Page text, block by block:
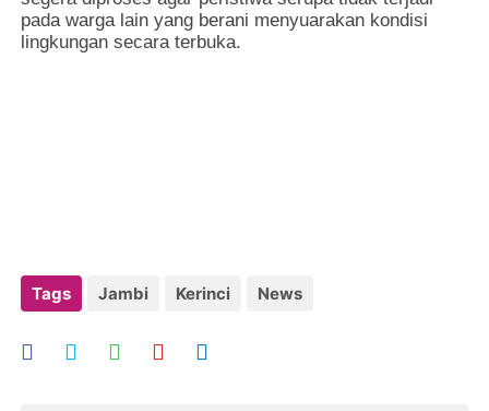
pada warga lain yang berani menyuarakan kondisi
lingkungan secara terbuka.
Tags Jambi Kerinci News